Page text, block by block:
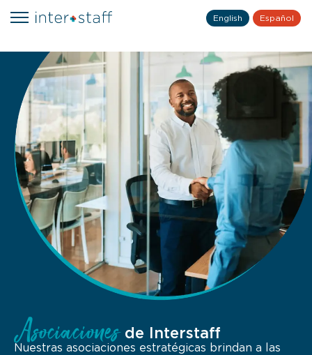
English Español
Asociaciones de Interstaff
Nuestras asociaciones estratégicas brindan a las